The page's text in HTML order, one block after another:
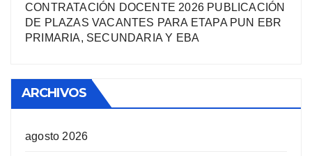
CONTRATACIÓN DOCENTE 2026 PUBLICACIÓN
DE PLAZAS VACANTES PARA ETAPA PUN EBR
PRIMARIA, SECUNDARIA Y EBA
ARCHIVOS
agosto 2026